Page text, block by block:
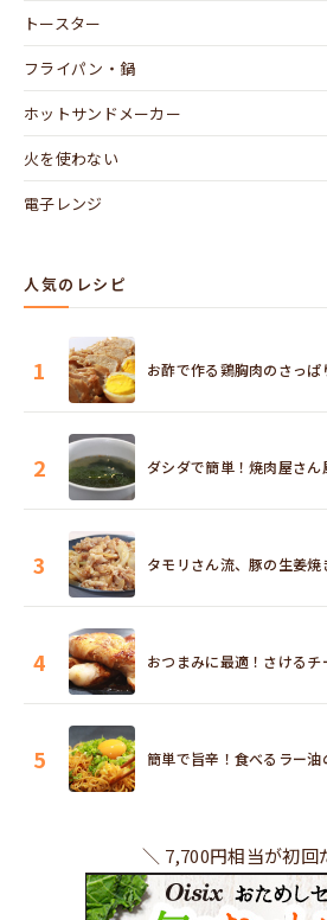
トースター
フライパン・鍋
ホットサンドメーカー
火を使わない
電子レンジ
人気のレシピ
1 お酢で作る鶏胸肉のさっぱ
2 ダシダで簡単！焼肉屋さ
3 タモリさん流、豚の生姜焼
4 おつまみに最適！さけるチ
5 簡単で旨辛！食べるラー
＼ 7,700円相当が初回